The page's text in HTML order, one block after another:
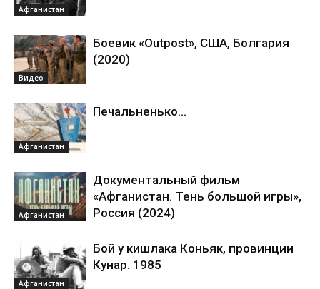
Афганистан
Видео
Боевик «Outpost», США, Болгария
(2020)
Афганистан
Печальненько...
Афганистан
Документальный фильм
«Афганистан. Тень большой игры»,
Россия (2024)
Афганистан
Бой у кишлака Коньяк, провинции
Кунар. 1985